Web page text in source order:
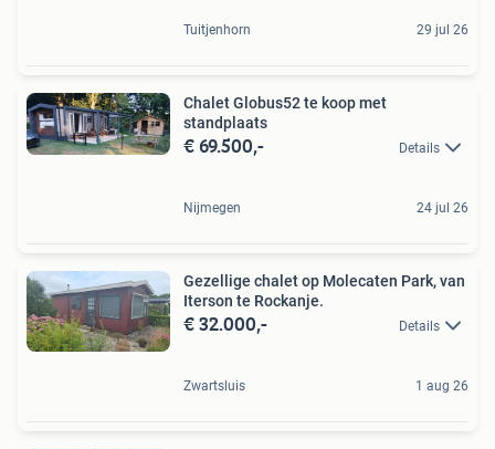
Tuitjenhorn 29 jul 26
Chalet Globus52 te koop met
standplaats
€ 69.500,- Details
Nijmegen 24 jul 26
Gezellige chalet op Molecaten Park, van
Iterson te Rockanje.
€ 32.000,- Details
Zwartsluis 1 aug 26